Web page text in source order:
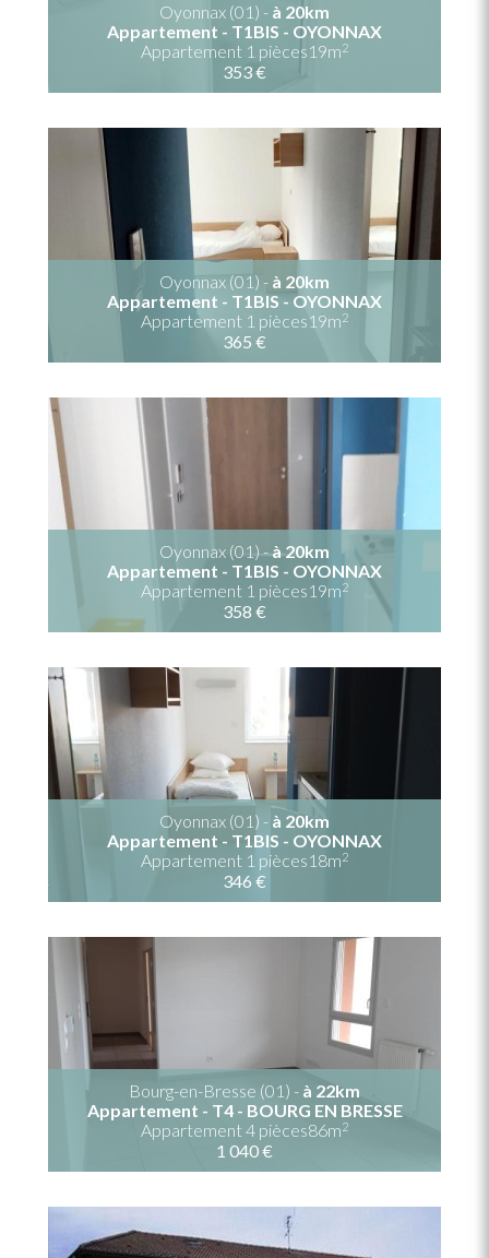
Oyonnax (01) - à 20km
Appartement - T1BIS - OYONNAX
Appartement 1 pièces19m2
353 €
Oyonnax (01) - à 20km
Appartement - T1BIS - OYONNAX
Appartement 1 pièces19m2
365 €
Oyonnax (01) -à 20km
Appartement - T1BIS - OYONNAX
Appartement 1 pièces19m2
358 €
Oyonnax (01) - à 20km
Appartement - T1BIS - OYONNAX
Appartement 1 pièces18m2
346 €
Bourg-en-Bresse (01) - à 22km
Appartement - T4 - BOURG EN BRESSE
Appartement 4 pièces86m2
1 040 €